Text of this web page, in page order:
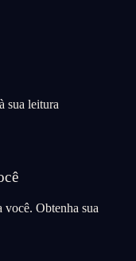
sua leitura
você. Obtenha sua